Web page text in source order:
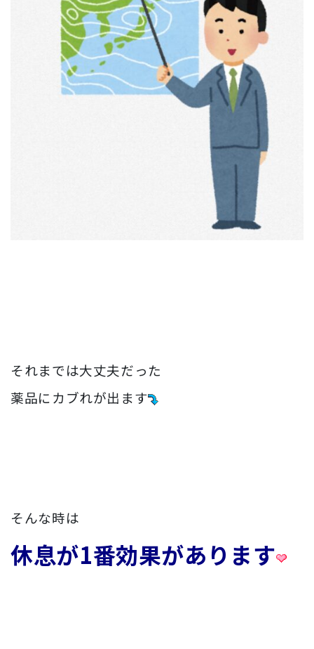
それまでは大丈夫だった
薬品にカブれが出ます
そんな時は
休息が1番効果があります